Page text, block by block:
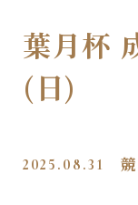
葉月杯
(日)
2025.08.31